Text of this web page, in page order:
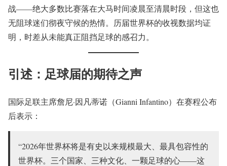
战——绝大多数比赛落在大马时间凌晨至清晨时段，但这也
无阻球迷们彻夜守候的热情。历届世界杯的收视数据均证
明，时差从未能真正阻挡足球的感召力。
引述：足球届的期待之声
国际足联主席詹尼·因凡蒂诺（Gianni Infantino）在赛程公布
后表示：
“2026年世界杯将是有史以来规模最大、最具包容性的
世界杯。三个国家、三种文化、一颗足球的心——这